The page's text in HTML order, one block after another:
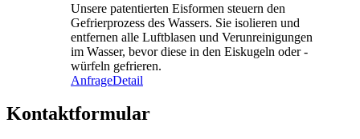
Unsere patentierten Eisformen steuern den
Gefrierprozess des Wassers. Sie isolieren und
entfernen alle Luftblasen und Verunreinigungen
im Wasser, bevor diese in den Eiskugeln oder -
würfeln gefrieren.
AnfrageDetail
Kontaktformular